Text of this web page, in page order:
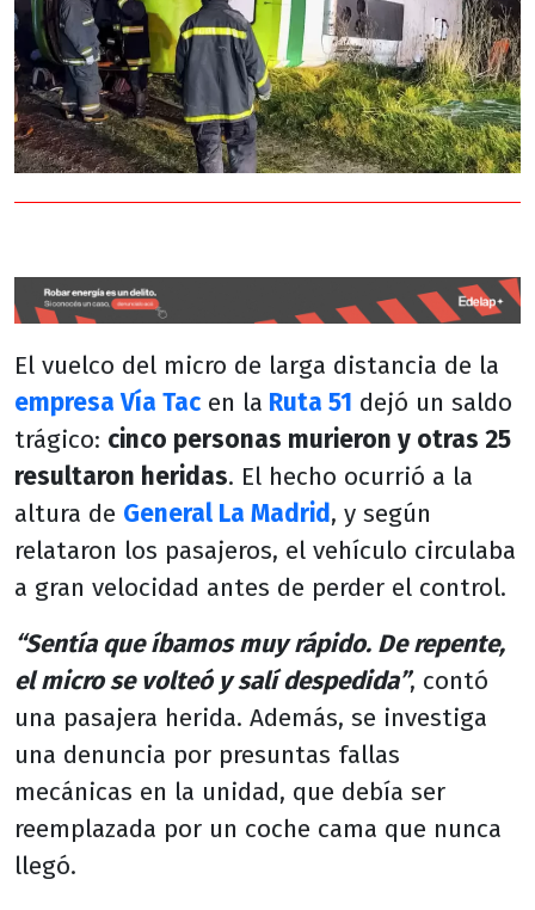
El vuelco del micro de larga distancia de la
empresa Vía Tac en la Ruta 51 dejó un saldo
trágico: cinco personas murieron y otras 25
resultaron heridas. El hecho ocurrió a la
altura de General La Madrid, y según
relataron los pasajeros, el vehículo circulaba
a gran velocidad antes de perder el control.
“Sentía que íbamos muy rápido. De repente,
el micro se volteó y salí despedida”, contó
una pasajera herida. Además, se investiga
una denuncia por presuntas fallas
mecánicas en la unidad, que debía ser
reemplazada por un coche cama que nunca
llegó.